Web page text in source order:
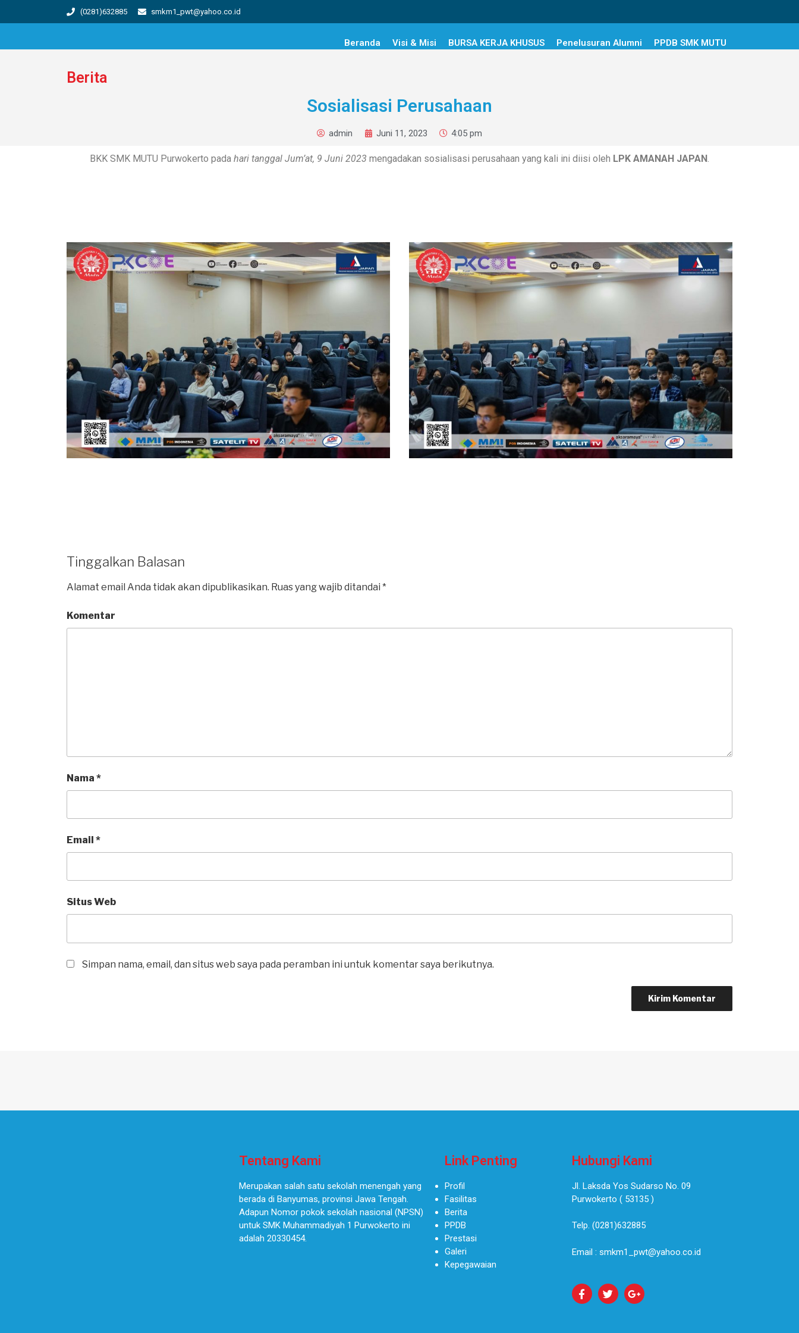
(0281)632885 smkm1_pwt@yahoo.co.id
Beranda Visi & Misi BURSA KERJA KHUSUS Penelusuran Alumni PPDB SMK MUTU
Berita
Sosialisasi Perusahaan
admin Juni 11, 2023 4:05 pm
BKK SMK MUTU Purwokerto pada hari tanggal Jum’at, 9 Juni 2023 mengadakan sosialisasi perusahaan yang kali ini diisi oleh LPK AMANAH JAPAN.
Tinggalkan Balasan
Alamat email Anda tidak akan dipublikasikan. Ruas yang wajib ditandai *
Komentar
Nama *
Email *
Situs Web
Simpan nama, email, dan situs web saya pada peramban ini untuk komentar saya berikutnya.
Tentang Kami
Merupakan salah satu sekolah menengah yang
berada di Banyumas, provinsi Jawa Tengah.
Adapun Nomor pokok sekolah nasional (NPSN)
untuk SMK Muhammadiyah 1 Purwokerto ini
adalah 20330454.
Link Penting
Profil
Fasilitas
Berita
PPDB
Prestasi
Galeri
Kepegawaian
Hubungi Kami
Jl. Laksda Yos Sudarso No. 09
Purwokerto ( 53135 )​
Telp. (0281)632885
Email : smkm1_pwt@yahoo.co.id